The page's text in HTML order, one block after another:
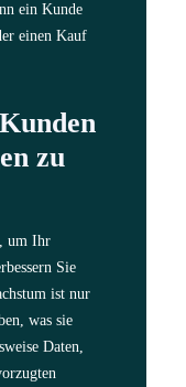
ein Kunde
einen Kauf
zu
um Ihr
Sie
ist nur
was sie
Daten,